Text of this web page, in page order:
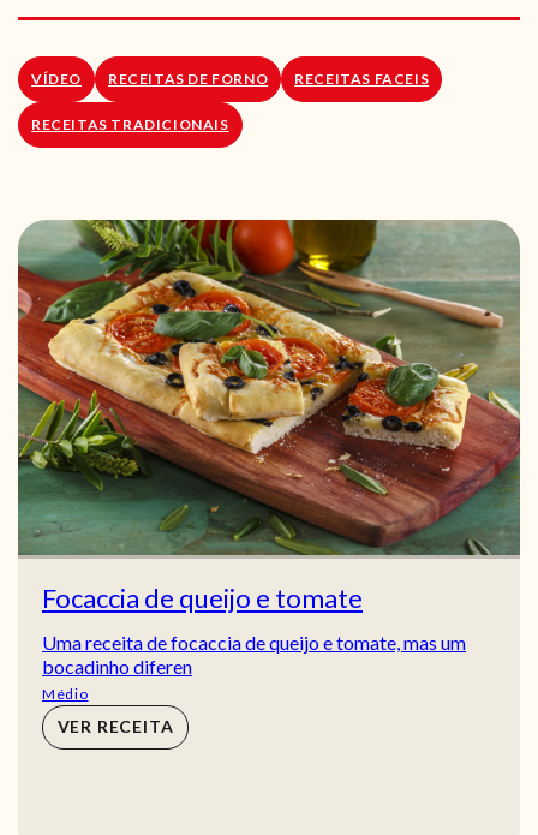
RECEITAS VEGGIE
SOBRE NÓS
LOJA ONLINE
VÍDEO RECEITAS DE FORNO RECEITAS FACEIS
RECEITAS TRADICIONAIS
Focaccia de queijo e tomate
Uma receita de focaccia de queijo e tomate, mas um
bocadinho diferen
Médio
VER RECEITA